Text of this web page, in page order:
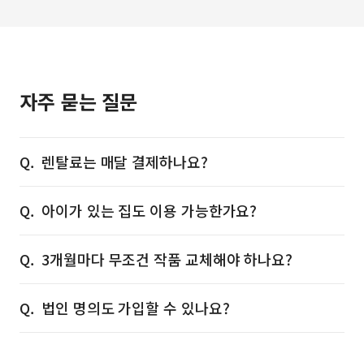
자주 묻는 질문
렌탈료는 매달 결제하나요?
아이가 있는 집도 이용 가능한가요?
3개월마다 무조건 작품 교체해야 하나요?
법인 명의도 가입할 수 있나요?